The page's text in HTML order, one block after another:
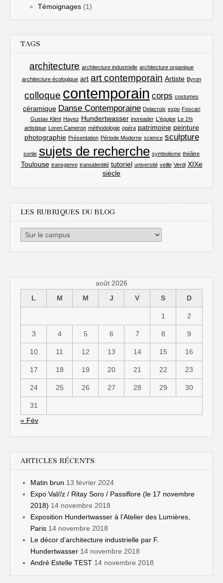
Témoignages (1)
TAGS
architecture architecture industrielle architecture organique
architecture écologique art art contemporain Artiste Byron
colloque contemporain corps costumes
céramique Danse Contemporaine Delacroix expo Foscari
Gustav Klimt Hayez Hundertwasser inoreader L'équipe Le 1%
artistique Loren Cameron méthodologie opéra patrimoine peinture
photographie Présentation Période Moderne science sculpture
sortie sujets de recherche symbolisme théâtre
Toulouse transgenre transidentité tutoriel université veille Verdi XIXe
siècle
LES RUBRIQUES DU BLOG
rubriques
août 2026
L
M M J V S D
1 2
3 4 5 6 7 8 9
10 11 12 13 14 15 16
17 18 19 20 21 22 23
24 25 26 27 28 29 30
31
« Fév
ARTICLES RÉCENTS
Matin brun 13 février 2024
Expo Val//z / Ritay Soro / Passiflore (le 17 novembre
2018) 14 novembre 2018
Exposition Hundertwasser à l’Atelier des Lumières,
Paris 14 novembre 2018
Le décor d’architecture industrielle par F.
Hundertwasser 14 novembre 2018
André Estelle TEST 14 novembre 2018